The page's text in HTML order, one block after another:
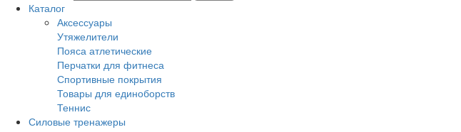
Каталог
Аксессуары
Утяжелители
Пояса атлетические
Перчатки для фитнеса
Спортивные покрытия
Товары для единоборств
Теннис
Силовые тренажеры